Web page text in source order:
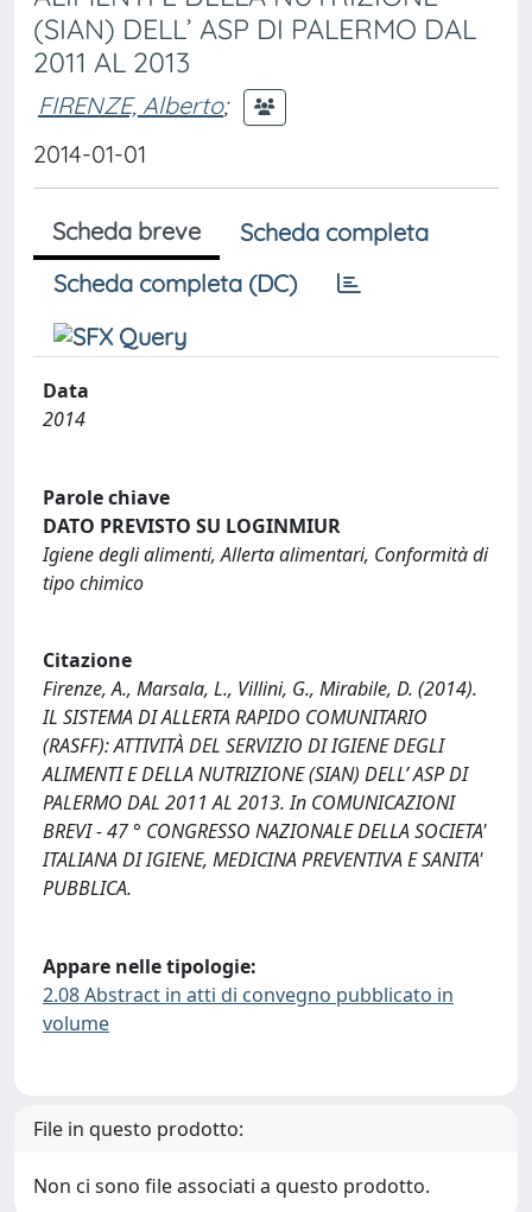
(SIAN) DELL’ ASP DI PALERMO DAL
2011 AL 2013
FIRENZE, Alberto;
2014-01-01
Scheda breve
Scheda completa
Scheda completa (DC)
Data
2014
Parole chiave
DATO PREVISTO SU LOGINMIUR
Igiene degli alimenti, Allerta alimentari, Conformità di
tipo chimico
Citazione
Firenze, A., Marsala, L., Villini, G., Mirabile, D. (2014).
IL SISTEMA DI ALLERTA RAPIDO COMUNITARIO
(RASFF): ATTIVITÀ DEL SERVIZIO DI IGIENE DEGLI
ALIMENTI E DELLA NUTRIZIONE (SIAN) DELL’ ASP DI
PALERMO DAL 2011 AL 2013. In COMUNICAZIONI
BREVI - 47 ° CONGRESSO NAZIONALE DELLA SOCIETA'
ITALIANA DI IGIENE, MEDICINA PREVENTIVA E SANITA'
PUBBLICA.
Appare nelle tipologie:
2.08 Abstract in atti di convegno pubblicato in
volume
File in questo prodotto:
Non ci sono file associati a questo prodotto.